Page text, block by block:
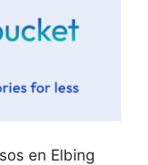
en Elbing